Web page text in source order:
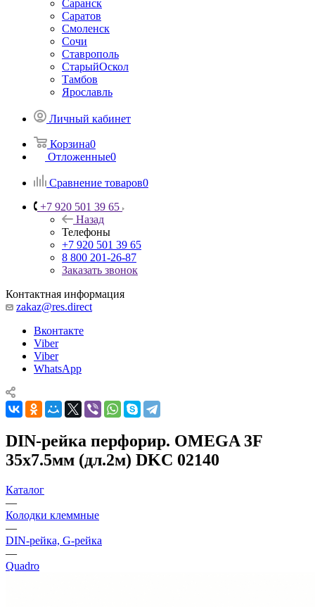
Саранск
Саратов
Смоленск
Сочи
Ставрополь
СтарыйОскол
Тамбов
Ярославль
Личный кабинет
Корзина0
Отложенные0
Сравнение товаров0
+7 920 501 39 65
Назад
Телефоны
+7 920 501 39 65
8 800 201-26-87
Заказать звонок
Контактная информация
zakaz@res.direct
Вконтакте
Viber
Viber
WhatsApp
DIN-рейка перфорир. OMEGA 3F
35х7.5мм (дл.2м) DKC 02140
Каталог
—
Колодки клеммные
—
DIN-рейка, G-рейка
—
Quadro